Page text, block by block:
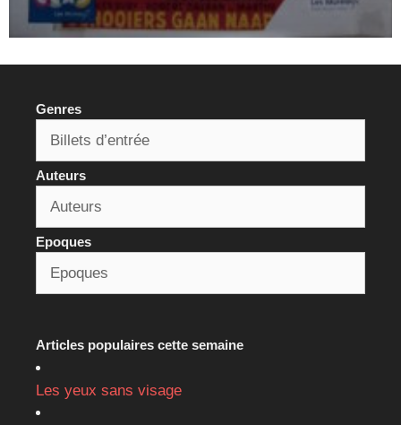
Genres
Auteurs
Epoques
Articles populaires cette semaine
Les yeux sans visage